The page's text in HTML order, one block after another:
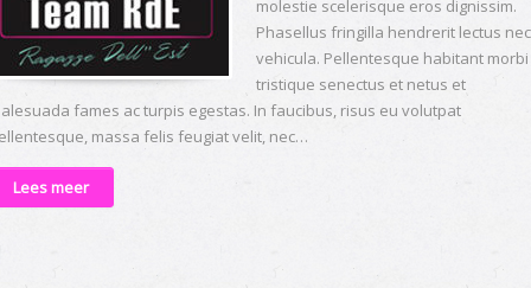
molestie scelerisque eros dignissim.
Phasellus fringilla hendrerit lectus nec
vehicula. Pellentesque habitant morbi
tristique senectus et netus et
fames ac turpis egestas. In faucibus, risus eu volutpat
massa felis feugiat velit, nec…
Lees meer